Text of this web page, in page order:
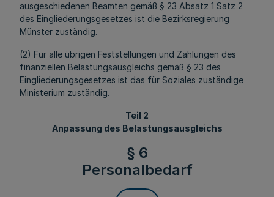
ausgeschiedenen Beamten gemäß § 23 Absatz 1 Satz 2
des Eingliederungsgesetzes ist die Bezirksregierung
Münster zuständig.
(2) Für alle übrigen Feststellungen und Zahlungen des
finanziellen Belastungsausgleichs gemäß § 23 des
Eingliederungsgesetzes ist das für Soziales zuständige
Ministerium zuständig.
Teil 2
Anpassung des Belastungsausgleichs
§ 6
Personalbedarf